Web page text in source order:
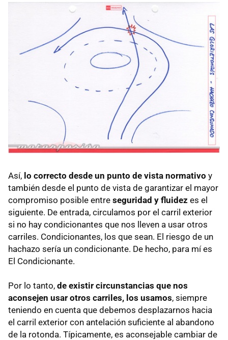
Así, lo correcto desde un punto de vista normativo y
también desde el punto de vista de garantizar el mayor
compromiso posible entre seguridad y fluidez es el
siguiente. De entrada, circulamos por el carril exterior
si no hay condicionantes que nos lleven a usar otros
carriles. Condicionantes, los que sean. El riesgo de un
hachazo sería un condicionante. De hecho, para mí es
El Condicionante.
Por lo tanto, de existir circunstancias que nos
aconsejen usar otros carriles, los usamos, siempre
teniendo en cuenta que debemos desplazarnos hacia
el carril exterior con antelación suficiente al abandono
de la rotonda. Típicamente, es aconsejable cambiar de